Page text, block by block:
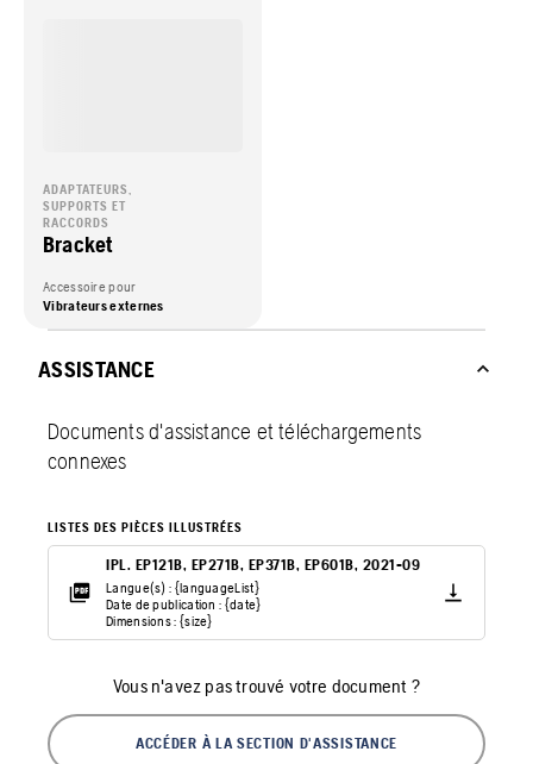
ADAPTATEURS,
SUPPORTS ET
RACCORDS
Bracket
Accessoire pour
Vibrateurs externes
ASSISTANCE
Documents d'assistance et téléchargements
connexes
LISTES DES PIÈCES ILLUSTRÉES
IPL. EP121B, EP271B, EP371B, EP601B, 2021-09
Langue(s) : {languageList}
Date de publication : {date}
Dimensions : {size}
Vous n'avez pas trouvé votre document ?
ACCÉDER À LA SECTION D'ASSISTANCE